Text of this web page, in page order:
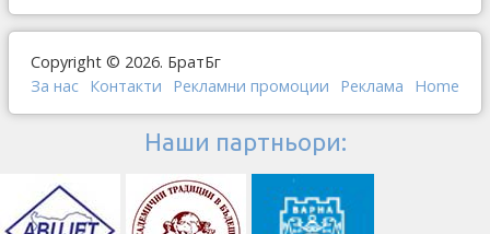
Copyright © 2026. БратБг
За нас Контакти Рекламни промоции Реклама Home
Наши партньори: